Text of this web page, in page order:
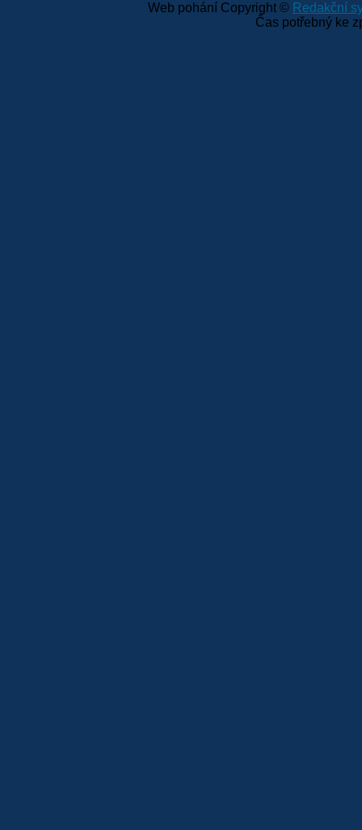
Web pohání Copyright © Redakční
Čas potřebný ke